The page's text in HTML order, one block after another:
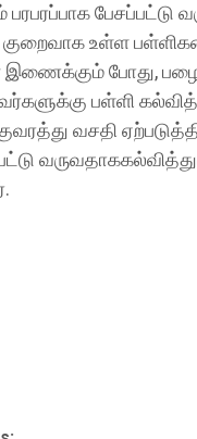
பரபரப்பாக பேசப்பட்டு
உள்ள
இணைக்கும் போது,
பள்ளி
வசதி